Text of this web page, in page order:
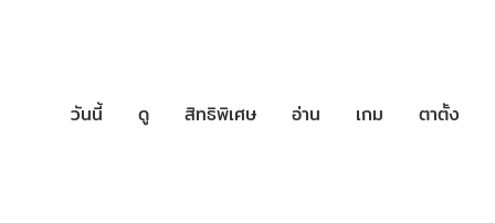
วันนี้ ดู สิทธิพิเศษ อ่าน เกม ตาตั้ง